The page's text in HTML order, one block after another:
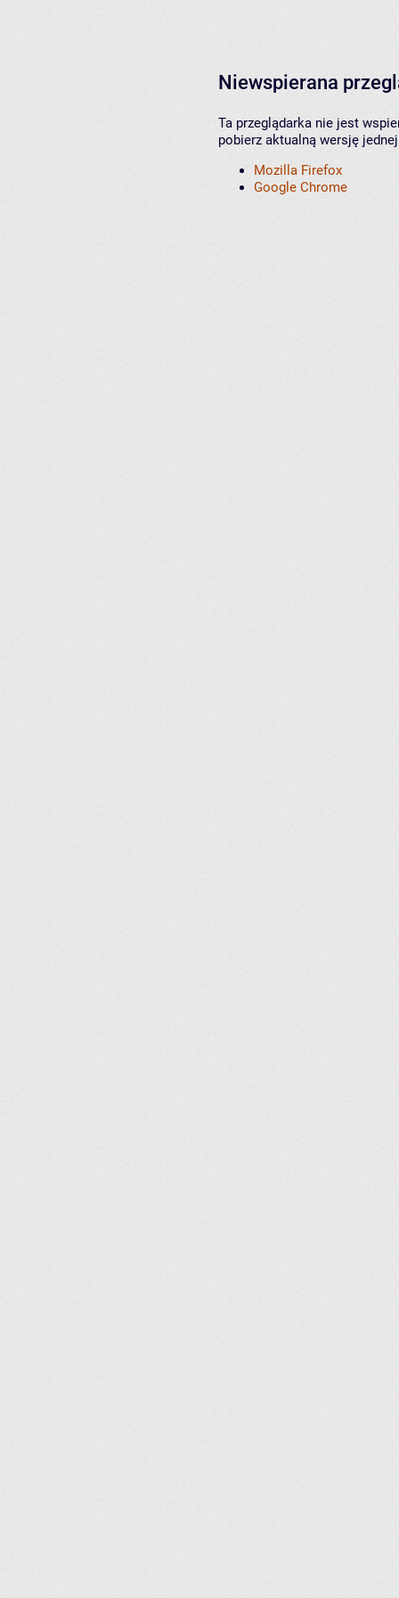
Niewspierana
Ta przeglądarka nie jest
pobierz aktualną wersję
Mozilla Firefox
Google Chrome